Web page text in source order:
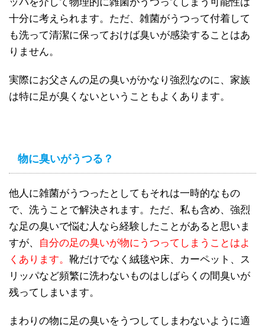
十分に考えられます。ただ、雑菌がうつって付着して
も洗って清潔に保っておけば臭いが感染することはあ
りません。
実際にお父さんの足の臭いがかなり強烈なのに、家族
は特に足が臭くないということもよくあります。
物に臭いがうつる？
他人に雑菌がうつったとしてもそれは一時的なもの
で、洗うことで解決されます。ただ、私も含め、強烈
な足の臭いで悩む人なら経験したことがあると思いま
すが、
自分の足の臭いが物にうつってしまうことはよ
くあります。 靴だけでなく絨毯や床、カーペット、ス
リッパなど頻繁に洗わないものはしばらくの間臭いが
残ってしまいます。
まわりの物に足の臭いをうつしてしまわないように適